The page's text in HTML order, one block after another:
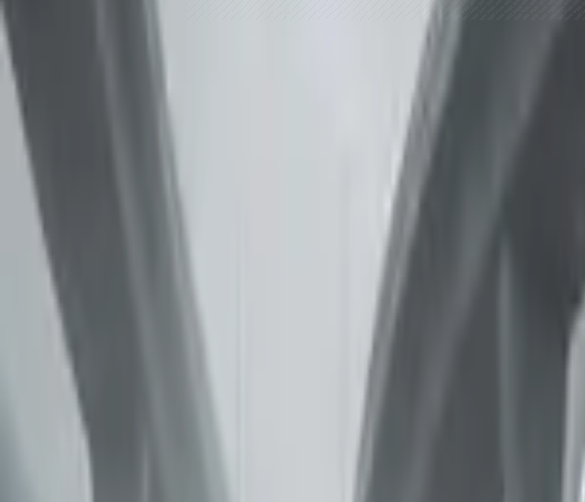
Brændstof, el og udgifter på ét kort